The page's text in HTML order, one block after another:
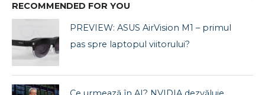
RECOMMENDED FOR YOU
PREVIEW: ASUS AirVision M1 – primul
pas spre laptopul viitorului?